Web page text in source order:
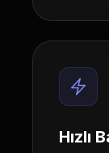
Hızlı